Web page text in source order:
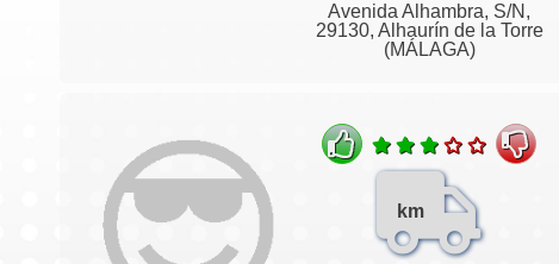
Avenida Alhambra, S/N,
29130, Alhaurín de la Torre
(MÁLAGA)
km